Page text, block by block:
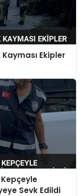
Ekipler
Kepçeyle
Sevk Edildi